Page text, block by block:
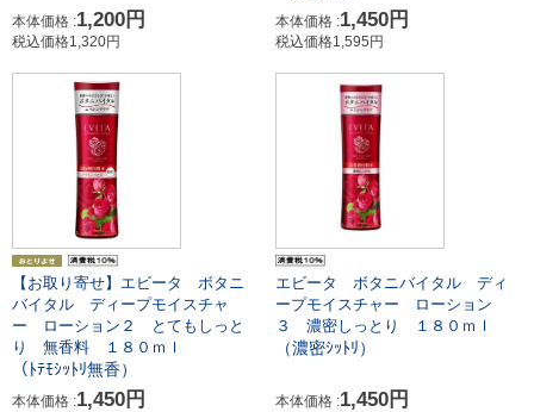
本体価格 :1,200円
税込価格1,320円
本体価格 :1,450円
税込価格1,595円
【お取り寄せ】エビータ ボタニ
バイタル ディープモイスチャ
ー ローション２ とてもしっと
り 無香料 １８０ｍｌ
（ﾄﾃﾓｼｯﾄﾘ無香）
本体価格 :1,450円
エビータ ボタニバイタル ディ
ープモイスチャー ローション
３ 濃密しっとり １８０ｍｌ
（濃密ｼｯﾄﾘ）
本体価格 :1,450円